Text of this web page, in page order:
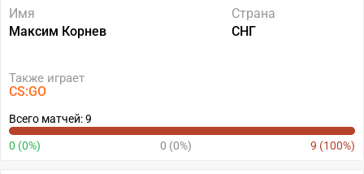
Имя
Максим Корнев
Страна
СНГ
Также играет
CS:GO
Всего матчей: 9
0 (0%) 0 (0%) 9 (100%)